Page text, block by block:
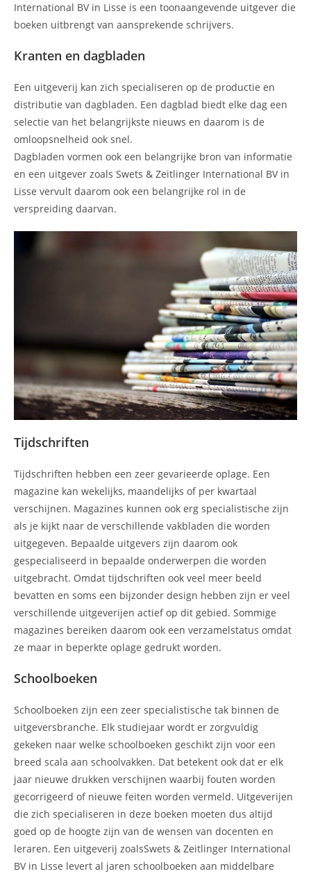
International BV in Lisse is een toonaangevende uitgever die
boeken uitbrengt van aansprekende schrijvers.
Kranten en dagbladen
Een uitgeverij kan zich specialiseren op de productie en
distributie van dagbladen. Een dagblad biedt elke dag een
selectie van het belangrijkste nieuws en daarom is de
omloopsnelheid ook snel.
Dagbladen vormen ook een belangrijke bron van informatie
en een uitgever zoals Swets & Zeitlinger International BV in
Lisse vervult daarom ook een belangrijke rol in de
verspreiding daarvan.
Tijdschriften
Tijdschriften hebben een zeer gevarieerde oplage. Een
magazine kan wekelijks, maandelijks of per kwartaal
verschijnen. Magazines kunnen ook erg specialistische zijn
als je kijkt naar de verschillende vakbladen die worden
uitgegeven. Bepaalde uitgevers zijn daarom ook
gespecialiseerd in bepaalde onderwerpen die worden
uitgebracht. Omdat tijdschriften ook veel meer beeld
bevatten en soms een bijzonder design hebben zijn er veel
verschillende uitgeverijen actief op dit gebied. Sommige
magazines bereiken daarom ook een verzamelstatus omdat
ze maar in beperkte oplage gedrukt worden.
Schoolboeken
Schoolboeken zijn een zeer specialistische tak binnen de
uitgeversbranche. Elk studiejaar wordt er zorgvuldig
gekeken naar welke schoolboeken geschikt zijn voor een
breed scala aan schoolvakken. Dat betekent ook dat er elk
jaar nieuwe drukken verschijnen waarbij fouten worden
gecorrigeerd of nieuwe feiten worden vermeld. Uitgeverijen
die zich specialiseren in deze boeken moeten dus altijd
goed op de hoogte zijn van de wensen van docenten en
leraren. Een uitgeverij zoalsSwets & Zeitlinger International
BV in Lisse levert al jaren schoolboeken aan middelbare